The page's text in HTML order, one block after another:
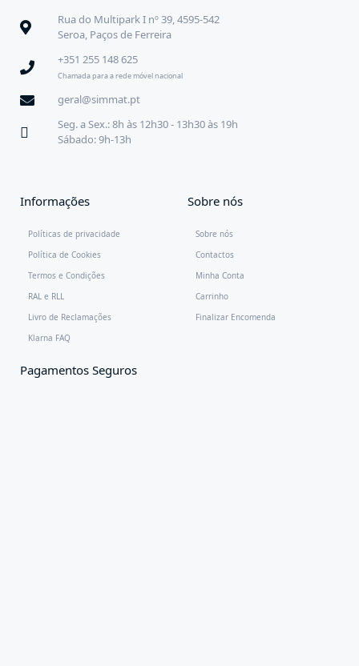
Rua do Multipark I nº 39, 4595-542
Seroa, Paços de Ferreira
+351 255 148 625
Chamada para a rede móvel nacional
geral@simmat.pt
Seg. a Sex.: 8h às 12h30 - 13h30 às 19h
Sábado: 9h-13h
Informações
Políticas de privacidade
Política de Cookies
Termos e Condições
RAL e RLL
Livro de Reclamações
Klarna FAQ
Sobre nós
Sobre nós
Contactos
Minha Conta
Carrinho
Finalizar Encomenda
Pagamentos Seguros